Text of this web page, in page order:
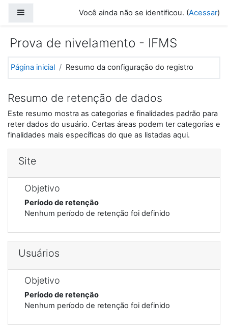
Você ainda não se identificou. (Acessar)
Prova de nivelamento - IFMS
Página inicial Resumo da configuração do registro
Resumo de retenção de dados
Este resumo mostra as categorias e finalidades padrão para
reter dados do usuário. Certas áreas podem ter categorias e
finalidades mais específicas do que as listadas aqui.
Site
Objetivo
Período de retenção
Nenhum período de retenção foi definido
Usuários
Objetivo
Período de retenção
Nenhum período de retenção foi definido